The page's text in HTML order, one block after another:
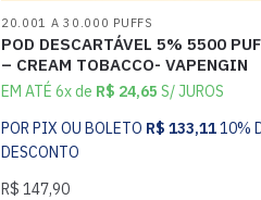
20.001 A 30.000 PUFFS
POD DESCARTÁVEL 5% 5500
– CREAM TOBACCO- VAPENGIN
EM ATÉ 6x de R$ 24,65 S/ JUROS
POR PIX OU BOLETO R$ 133,1110%
DESCONTO
R$ 147,90